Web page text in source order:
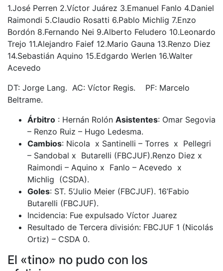
1.José Perren 2.Víctor Juárez 3.Emanuel Fanlo 4.Daniel
Raimondi 5.Claudio Rosatti 6.Pablo Michlig 7.Enzo
Bordón 8.Fernando Nei 9.Alberto Feludero 10.Leonardo
Trejo 11.Alejandro Faief 12.Mario Gauna 13.Renzo Diez
14.Sebastián Aquino 15.Edgardo Werlen 16.Walter
Acevedo
DT: Jorge Lang. AC: Víctor Regis. PF: Marcelo
Beltrame.
Árbitro : Hernán Rolón Asistentes: Omar Segovia
– Renzo Ruiz – Hugo Ledesma.
Cambios: Nicola x Santinelli – Torres x Pellegri
– Sandobal x Butarelli (FBCJUF).Renzo Diez x
Raimondi – Aquino x Fanlo – Acevedo x
Michlig (CSDA).
Goles: ST. 5’Julio Meier (FBCJUF). 16’Fabio
Butarelli (FBCJUF).
Incidencia: Fue expulsado Víctor Juarez
Resultado de Tercera división: FBCJUF 1 (Nicolás
Ortiz) – CSDA 0.
El «tino» no pudo con los